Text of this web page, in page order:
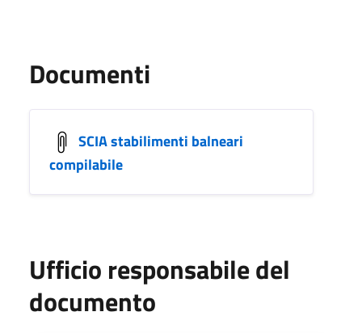
Documenti
SCIA stabilimenti balneari
compilabile
Ufficio responsabile del
documento